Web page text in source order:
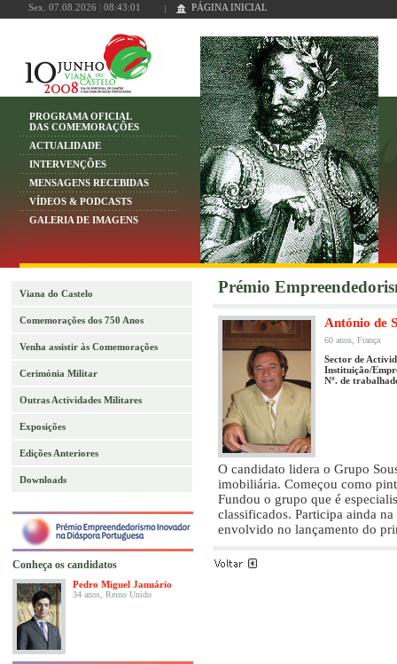
Sex. 07.08.2026 | 08:43:01 PÁGINA INICIAL
PROGRAMA OFICIAL
DAS COMEMORAÇÕES
ACTUALIDADE
INTERVENÇÕES
MENSAGENS RECEBIDAS
VÍDEOS & PODCASTS
GALERIA DE IMAGENS
Viana do Castelo
Comemorações dos 750 Anos
Venha assistir às Comemorações
Cerimónia Militar
Outras Actividades Militares
Exposições
Edições Anteriores
Downloads
Conheça os candidatos
Pedro Miguel Januário
34 anos, Reino Unido
Prémio
António de
60 anos, França
Sector de
Instituição/
Nº. de
O candidato lidera o Grupo
imobiliária. Começou como
Fundou o grupo que é
classificados. Participa ainda
envolvido no lançamento do